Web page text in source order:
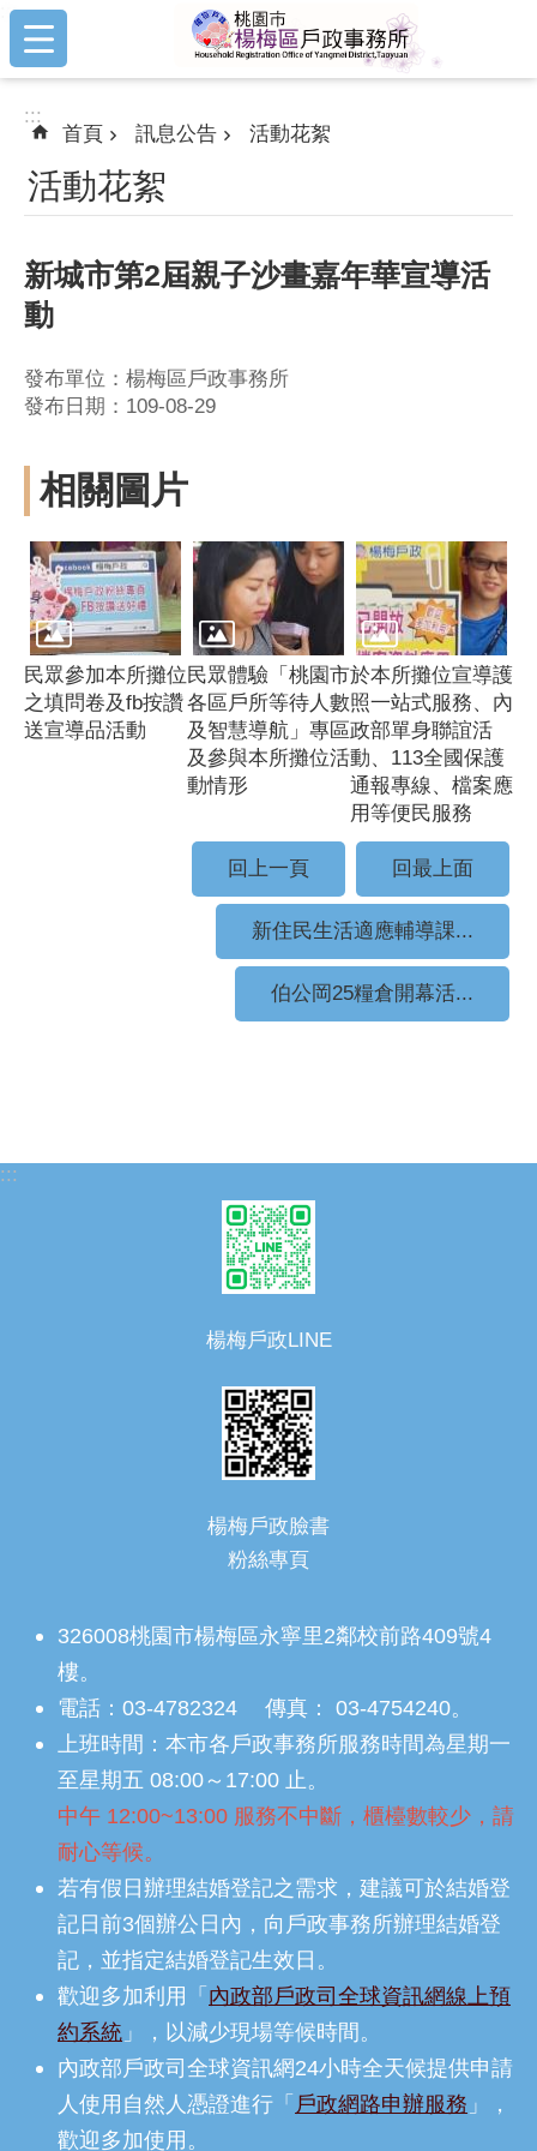
跳到主要內容區塊
:::
:::
首頁 訊息公告 活動花絮
活動花絮
新城市第2屆親子沙畫嘉年華宣導活
動
發布單位：楊梅區戶政事務所
發布日期：109-08-29
相關圖片
民眾參加本所攤位
之填問卷及fb按讚
送宣導品活動
民眾體驗「桃園市
各區戶所等待人數
及智慧導航」專區
及參與本所攤位活
動情形
於本所攤位宣導護
照一站式服務、內
政部單身聯誼活
動、113全國保護
通報專線、檔案應
用等便民服務
回上一頁 回最上面
新住民生活適應輔導課...
伯公岡25糧倉開幕活...
:::
楊梅戶政LINE
楊梅戶政臉書
粉絲專頁
326008桃園市楊梅區永寧里2鄰校前路409號4
樓。
電話：03-4782324 傳真： 03-4754240。
上班時間：本市各戶政事務所服務時間為星期一
至星期五 08:00～17:00 止。
中午 12:00~13:00 服務不中斷，櫃檯數較少，請
耐心等候。
若有假日辦理結婚登記之需求，建議可於結婚登
記日前3個辦公日內，向戶政事務所辦理結婚登
記，並指定結婚登記生效日。
歡迎多加利用「內政部戶政司全球資訊網線上預
約系統 」，以減少現場等候時間。
內政部戶政司全球資訊網24小時全天候提供申請
人使用自然人憑證進行「 戶政網路申辦服務 」，
歡迎多加使用。